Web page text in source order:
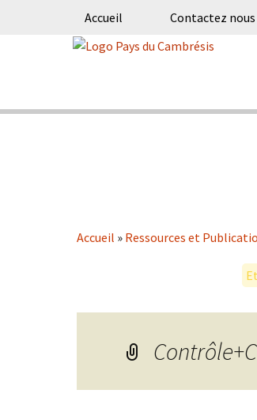
Accueil Contactez nous
Accueil » Ressources et